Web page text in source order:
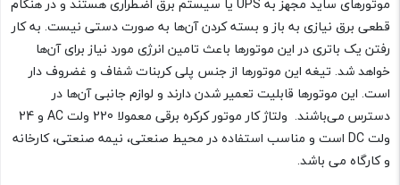
قطعی برق نیازی به باز و بسته کردن آن‌ها به صورت دستی نیست. به کار
رفتن یک باتری در این موتورها باعث تامین انرژی مورد نیاز برای آن‌ها
خواهد شد. تیغه این موتورها از جنس پلی کربنات شفاف و غضروف دار
است. این موتورها قابلیت تعمیر شدن دارند و لوازم جانبی آن‌ها در
دسترس می‌باشند. ولتاژ کار موتور کرکره برقی معمولا 220 ولت AC و 24
ولت DC است و مناسب استفاده در محیط صنعتی، نیمه صنعتی، کارخانه
و کارگاه می باشد.